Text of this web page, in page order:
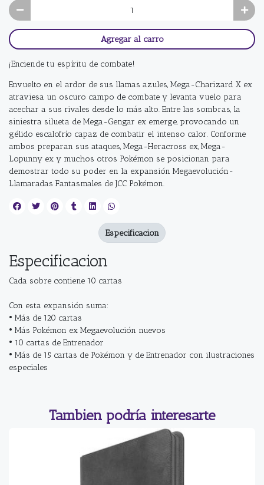
Agregar al carro
¡Enciende tu espíritu de combate!
Envuelto en el ardor de sus llamas azules, Mega-Charizard X ex
atraviesa un oscuro campo de combate y levanta vuelo para
acechar a sus rivales desde lo más alto. Entre las sombras, la
siniestra silueta de Mega-Gengar ex emerge, provocando un
gélido escalofrío capaz de combatir el intenso calor. Conforme
ambos preparan sus ataques, Mega-Heracross ex, Mega-
Lopunny ex y muchos otros Pokémon se posicionan para
demostrar todo su poder en la expansión Megaevolución-
Llamaradas Fantasmales de JCC Pokémon.
Especificacion
Cada sobre contiene 10 cartas
Con esta expansión suma:
• Más de 120 cartas
• Más Pokémon ex Megaevolución nuevos
• 10 cartas de Entrenador
• Más de 15 cartas de Pokémon y de Entrenador con ilustraciones
especiales
Especificacion
Tambien podría interesarte